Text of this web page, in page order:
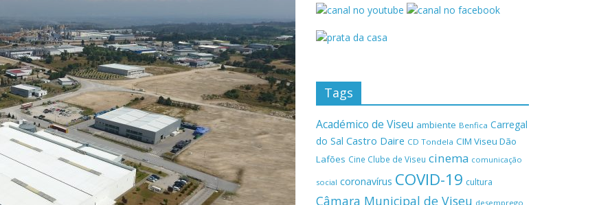
Tags
Académico de Viseu ambiente Benfica Carregal
do Sal Castro Daire CD Tondela CIM Viseu Dão
Lafões Cine Clube de Viseu cinema comunicação
social coronavírus COVID-19 cultura
Câmara Municipal de Viseu desemprego